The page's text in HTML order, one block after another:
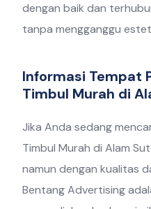
dengan baik dan
tanpa mengganggu
Informasi Tempat
Timbul Murah di
Jika Anda sedang
Timbul Murah di Alam
namun dengan kualitas
Bentang Advertising